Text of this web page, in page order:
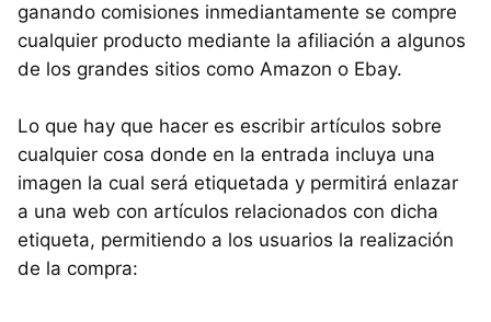
ganando comisiones inmediantamente se compre
cualquier producto mediante la afiliación a algunos
de los grandes sitios como Amazon o Ebay.
Lo que hay que hacer es escribir artículos sobre
cualquier cosa donde en la entrada incluya una
imagen la cual será etiquetada y permitirá enlazar
a una web con artículos relacionados con dicha
etiqueta, permitiendo a los usuarios la realización
de la compra: